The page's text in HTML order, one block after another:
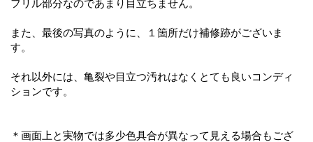
フリル部分なのであまり目立ちません。
また、最後の写真のように、１箇所だけ補修跡がございま
す。
それ以外には、亀裂や目立つ汚れはなくとても良いコンディ
ションです。
＊画面上と実物では多少色具合が異なって見える場合もござ